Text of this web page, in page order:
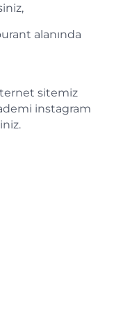
alanında
sitemiz
instagram